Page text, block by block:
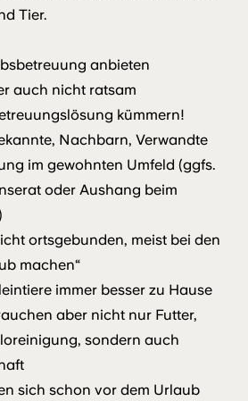
Tier.
anbieten
auch nicht ratsam
kümmern!
Nachbarn, Verwandte
im gewohnten Umfeld (ggfs.
oder Aushang beim
ortsgebunden, meist bei den
machen“
immer besser zu Hause
aber nicht nur Futter,
sondern auch
sich schon vor dem Urlaub